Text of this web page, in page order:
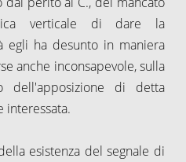
verticale di dare la
egli ha desunto in maniera
anche inconsapevole, sulla
dell'apposizione di detta
interessata.
esistenza del segnale di